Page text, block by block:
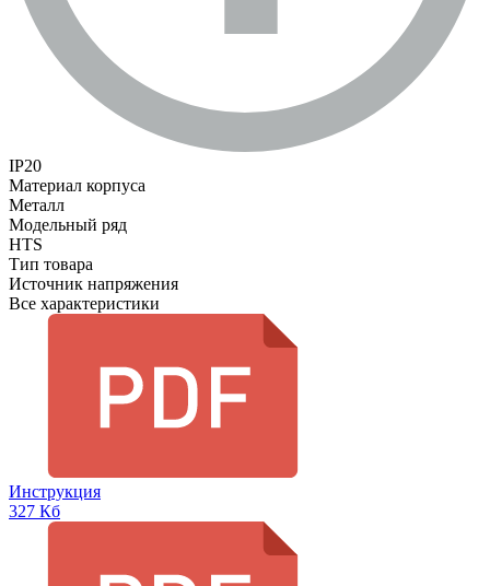
IP20
Материал корпуса
Металл
Модельный ряд
HTS
Тип товара
Источник напряжения
Все характеристики
Инструкция
327 Кб